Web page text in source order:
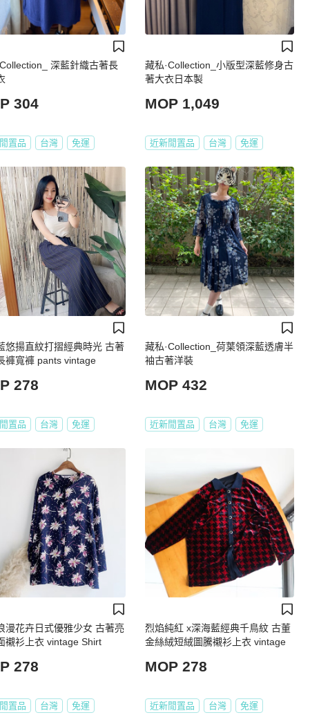
深藍針織古著長
304
置品 台灣 免運
藏私·Collection_小版型深藍修身古
著大衣日本製
MOP 1,049
近新閒置品 台灣 免運
悠揚直紋打摺經典時光 古著
褲寬褲 pants vintage
278
置品 台灣 免運
藏私·Collection_荷葉領深藍透膚半
袖古著洋裝
MOP 432
近新閒置品 台灣 免運
漫花卉日式優雅少女 古著亮
襯衫上衣 vintage Shirt
278
置品 台灣 免運
烈焰純紅 x深海藍經典千鳥紋 古董
金絲絨短絨圖騰襯衫上衣 vintage
MOP 278
近新閒置品 台灣 免運